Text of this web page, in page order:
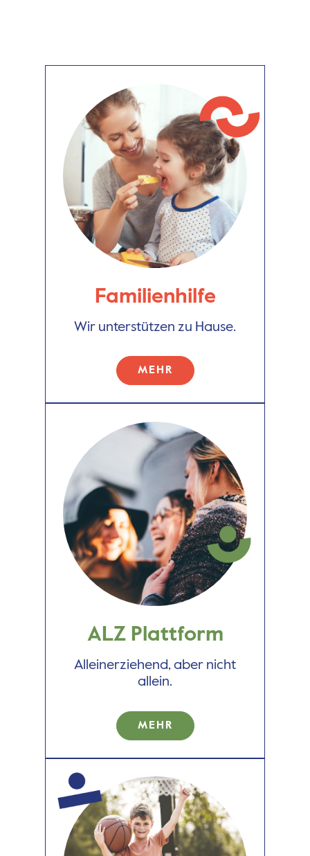
Familienhilfe
Wir unterstützen zu Hause.
MEHR
ALZ Plattform
Alleinerziehend, aber nicht
allein.
MEHR